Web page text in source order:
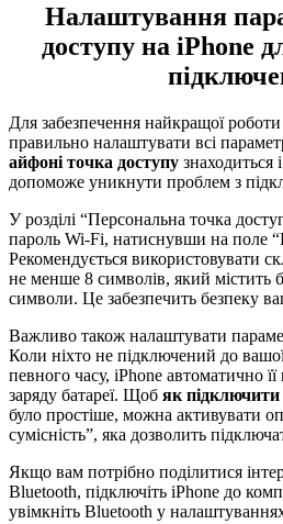
Налаштування
доступу на iPhone
Для забезпечення найкращої
правильно налаштувати всі
айфоні точка доступу знаходиться
допоможе уникнути проблем з
У розділі “Персональна точка
пароль Wi-Fi, натиснувши на поле
Рекомендується використовувати
не менше 8 символів, який містить
символи. Це забезпечить безпеку
Важливо також налаштувати
Коли ніхто не підключений до
певного часу, iPhone автоматично
заряду батареї. Щоб як підключити
було простіше, можна активувати
сумісність”, яка дозволить
Якщо вам потрібно поділитися
Bluetooth, підключіть iPhone до
увімкніть Bluetooth у